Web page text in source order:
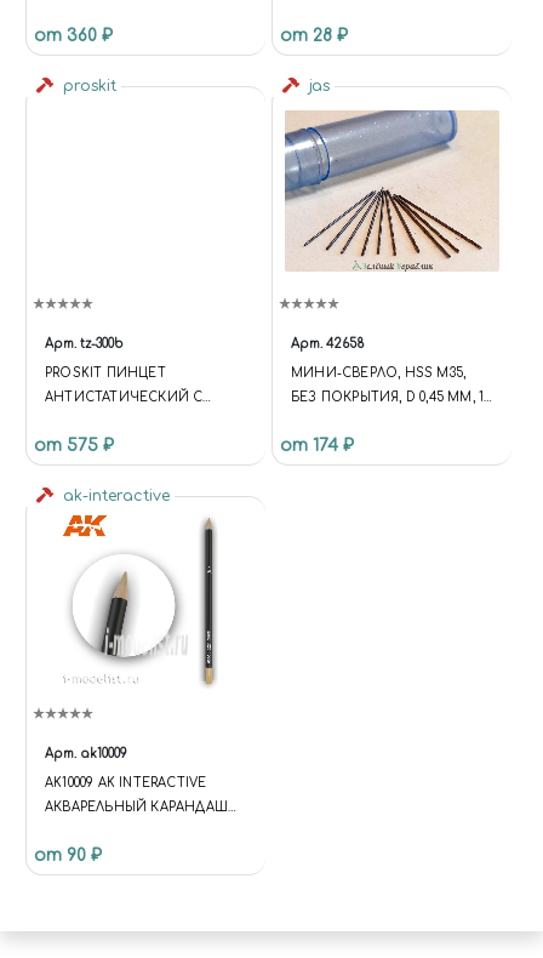
от 360 ₽ от 28 ₽
proskit
Арт. tz-300b
PROSKIT ПИНЦЕТ
АНТИСТАТИЧЕСКИЙ С
(125ММ)
от 575 ₽
jas
Арт. 42658
МИНИ-СВЕРЛО, HSS M35,
БЕЗ ПОКРЫТИЯ, D 0,45 ММ, 10
от 174 ₽
ak-interactive
Арт. ak10009
AK10009 AK INTERACTIVE
АКВАРЕЛЬНЫЙ КАРАНДАШ
PENCIL SAND
от 90 ₽